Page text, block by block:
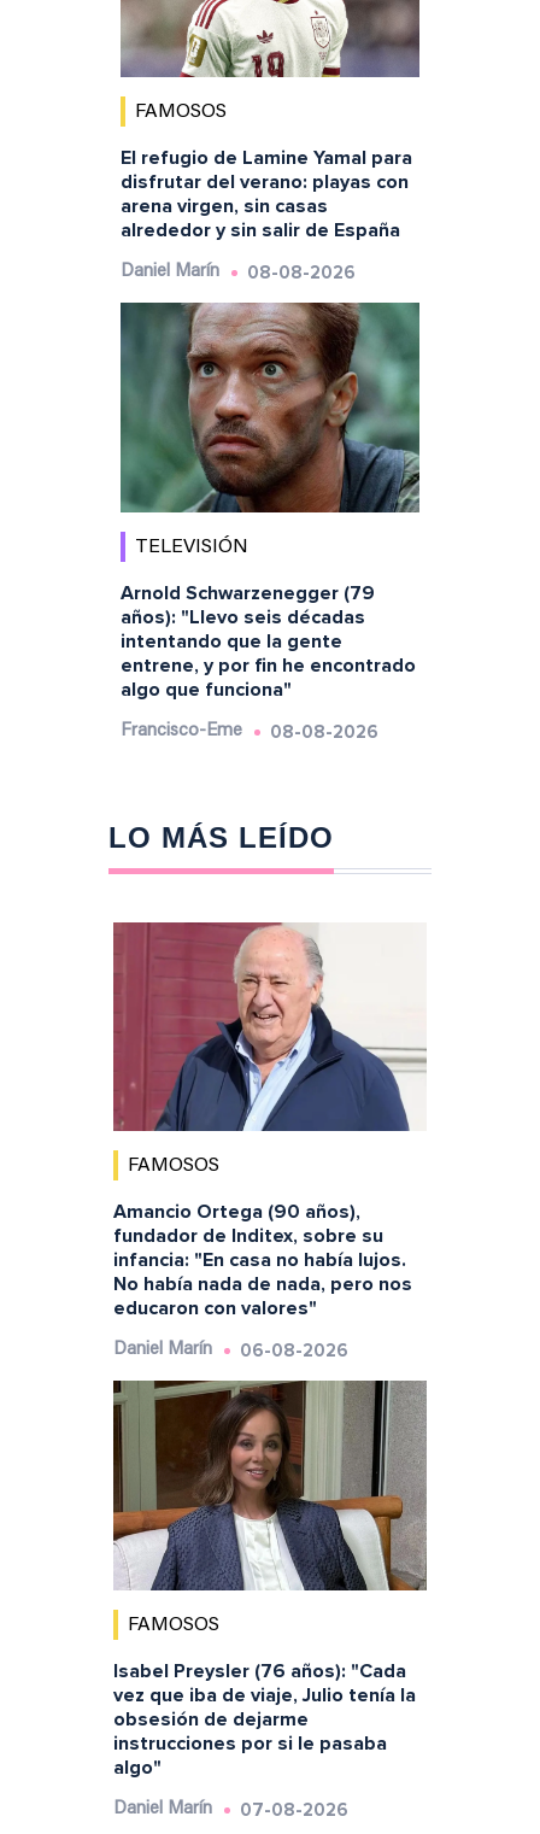
FAMOSOS
El refugio de Lamine Yamal para
disfrutar del verano: playas con
arena virgen, sin casas
alrededor y sin salir de España
Daniel Marín 08-08-2026
TELEVISIÓN
Arnold Schwarzenegger (79
años): "Llevo seis décadas
intentando que la gente
entrene, y por fin he encontrado
algo que funciona"
Francisco-Eme 08-08-2026
LO MÁS LEÍDO
FAMOSOS
Amancio Ortega (90 años),
fundador de Inditex, sobre su
infancia: "En casa no había lujos.
No había nada de nada, pero nos
educaron con valores"
Daniel Marín 06-08-2026
FAMOSOS
Isabel Preysler (76 años): "Cada
vez que iba de viaje, Julio tenía la
obsesión de dejarme
instrucciones por si le pasaba
algo"
Daniel Marín 07-08-2026